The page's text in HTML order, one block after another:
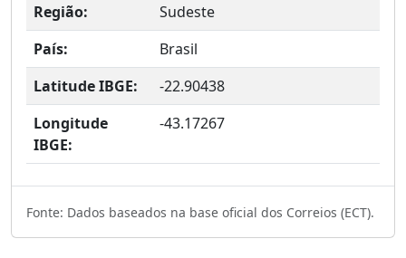
Região:
Sudeste
País:
Brasil
Latitude IBGE:
-22.90438
Longitude
IBGE:
-43.17267
Fonte: Dados baseados na base oficial dos Correios (ECT).